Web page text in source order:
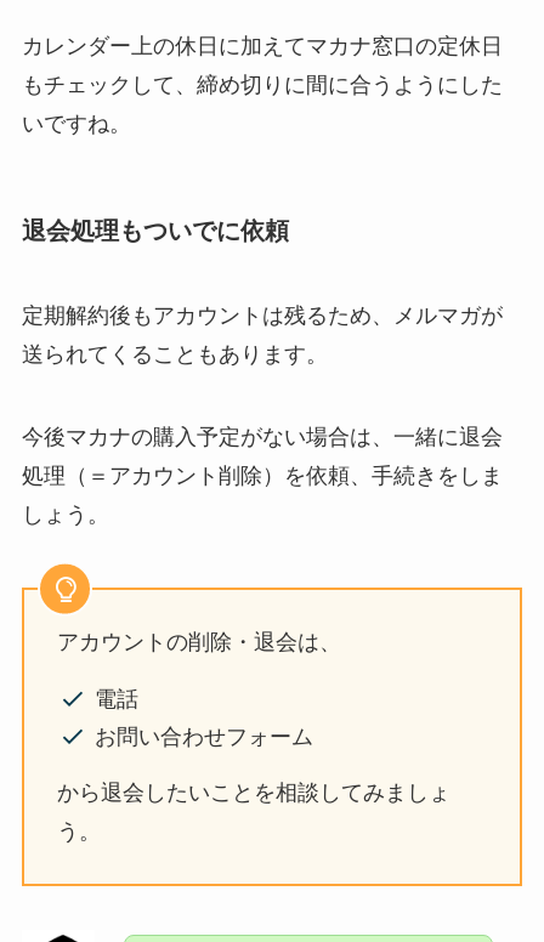
カレンダー上の休日に加えてマカナ窓口の定休日
もチェックして、締め切りに間に合うようにした
いですね。
退会処理もついでに依頼
定期解約後もアカウントは残るため、メルマガが
送られてくることもあります。
今後マカナの購入予定がない場合は、一緒に退会
処理（＝アカウント削除）を依頼、手続きをしま
しょう。
アカウントの削除・退会は、
電話
お問い合わせフォーム
から退会したいことを相談してみましょ
う。